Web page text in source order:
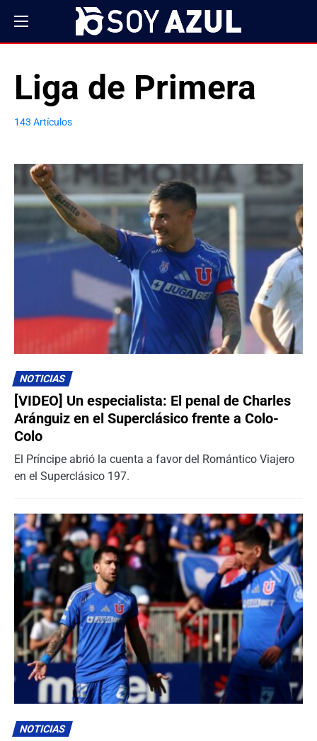
Liga de Primera
143 Artículos
NOTICIAS
[VIDEO] Un especialista: El penal de Charles
Aránguiz en el Superclásico frente a Colo-
Colo
El Príncipe abrió la cuenta a favor del Romántico Viajero
en el Superclásico 197.
NOTICIAS